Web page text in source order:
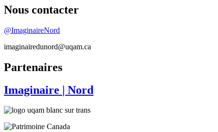
Nous contacter
@ImaginaireNord
imaginairedunord@uqam.ca
Partenaires
Imaginaire | Nord